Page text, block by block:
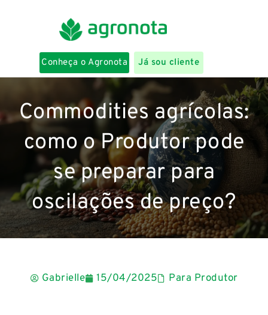
Conheça o Agronota Já sou cliente
Commodities agrícolas:
como o Produtor pode
se preparar para
oscilações de preço?
Gabrielle 15/04/2025 Para Produtor